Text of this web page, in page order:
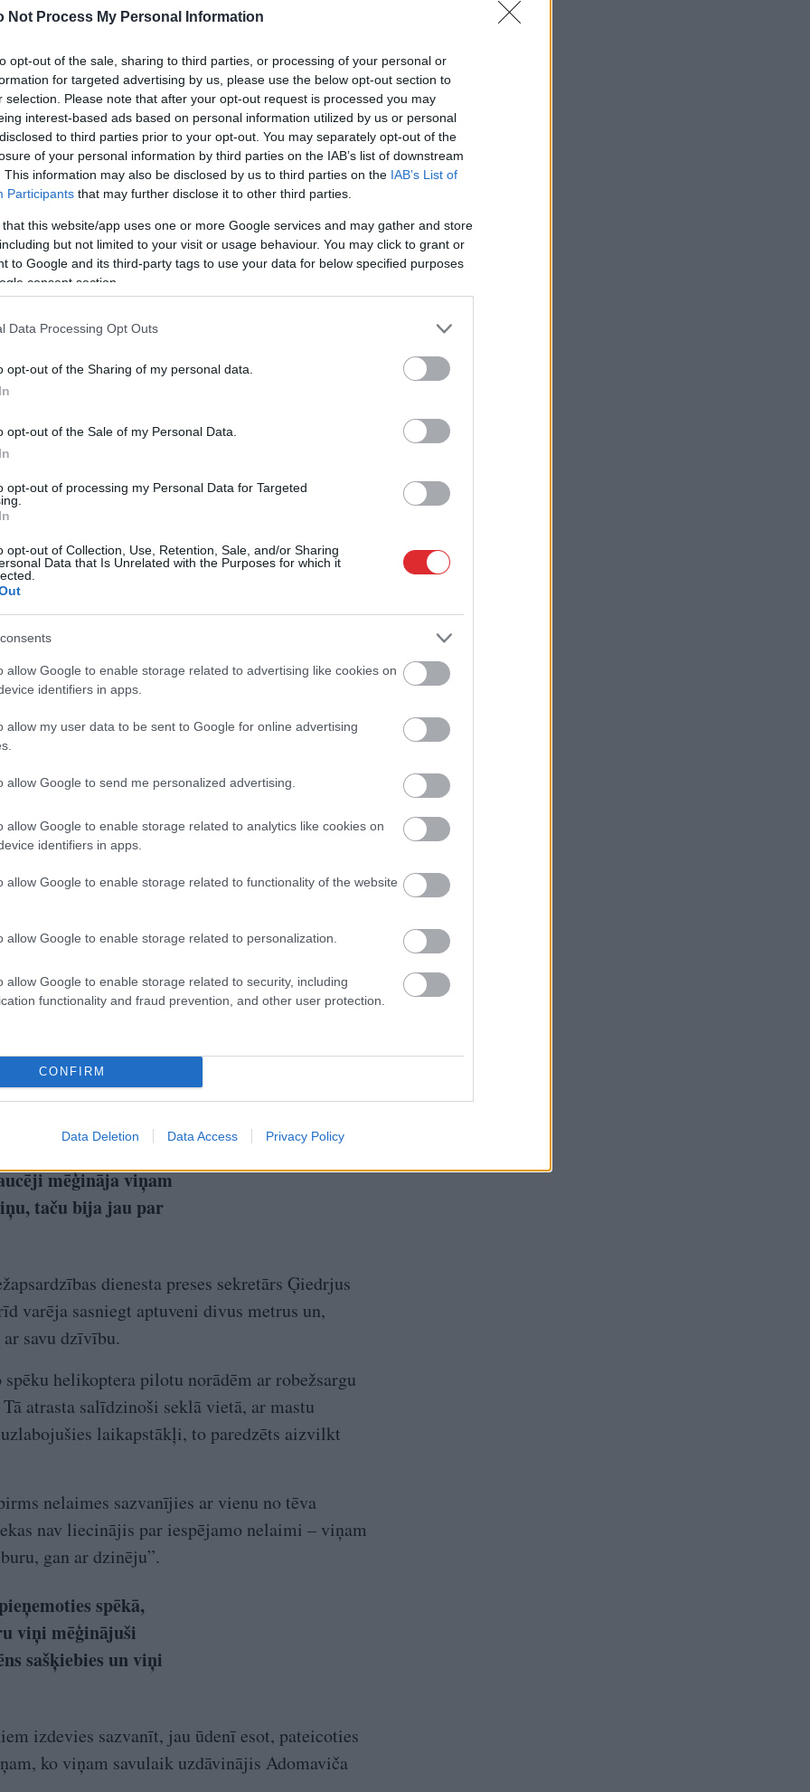
Not Process My Personal Information
opt-out of the sale, sharing to third parties, or processing of your personal or
for targeted advertising by us, please use the below opt-out section to
selection. Please note that after your opt-out request is processed you may
interest-based ads based on personal information utilized by us or personal
to third parties prior to your opt-out. You may separately opt-out of the
of your personal information by third parties on the IAB’s list of downstream
This information may also be disclosed by us to third parties on the IAB’s List of
Participants that may further disclose it to other third parties.
that this website/app uses one or more Google services and may gather and store
but not limited to your visit or usage behaviour. You may click to grant or
to Google and its third-party tags to use your data for below specified purposes
consent section.
Data Processing Opt Outs
opt-out of the Sharing of my personal data.
opt-out of the Sale of my Personal Data.
opt-out of processing my Personal Data for Targeted
opt-out of Collection, Use, Retention, Sale, and/or Sharing
Data that Is Unrelated with the Purposes for which it
allow Google to enable storage related to advertising like cookies on
identifiers in apps.
allow my user data to be sent to Google for online advertising
allow Google to send me personalized advertising.
allow Google to enable storage related to analytics like cookies on
identifiers in apps.
allow Google to enable storage related to functionality of the website
allow Google to enable storage related to personalization.
allow Google to enable storage related to security, including
functionality and fraud prevention, and other user protection.
CONFIRM
Data Deletion Data Access Privacy Policy
piederošā
spēcīgā vējā nogrima
bet trešais – Adomavičs – pazuda viļņos.
arī viņa soma, bet meklēt pašu Adomaviču
un lielie viļņi.
Dīzeļdegviela
bija mugurā bija glābšanas vestes, tika
robežsargu kuterim no Nidas piestātnes līdz
nācās mērot trīspadsmit kilometrus.
nebija apvilcis, viļņi
mēģināja viņam
taču bija jau par
dienesta preses sekretārs Ģiedrjus
varēja sasniegt aptuveni divus metrus un,
savu dzīvību.
helikoptera pilotu norādēm ar robežsargu
atrasta salīdzinoši seklā vietā, ar mastu
laikapstākļi, to paredzēts aizvilkt
nelaimes sazvanījies ar vienu no tēva
nav liecinājis par iespējamo nelaimi – viņam
gan ar dzinēju”.
spēkā,
viņi mēģinājuši
sašķiebies un viņi
izdevies sazvanīt, jau ūdenī esot, pateicoties
ko viņam savulaik uzdāvinājis Adomaviča